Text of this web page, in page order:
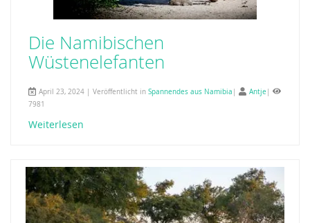
Die Namibischen
Wüstenelefanten
April 23, 2024 | Veröffentlicht in Spannendes aus Namibia Antje
7981
Weiterlesen